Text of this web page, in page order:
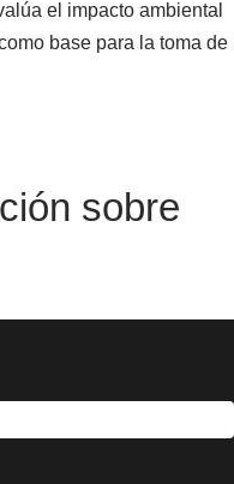
el impacto ambiental
base para la toma de
sobre